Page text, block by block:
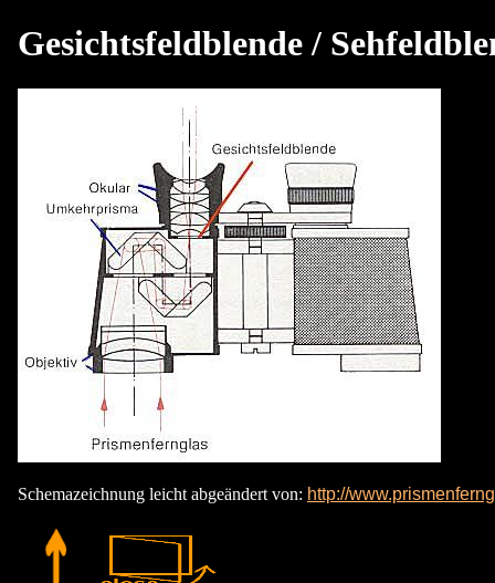
Gesichtsfeldblende /
Schemazeichnung leicht abgeändert von: http://